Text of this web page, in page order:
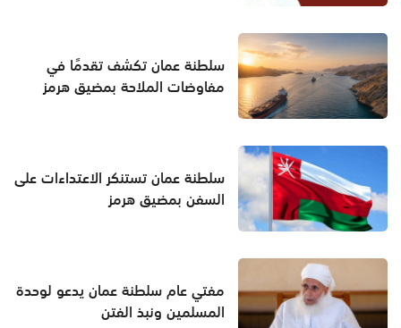
سلطنة عمان تكشف تقدمًا في
مفاوضات الملاحة بمضيق هرمز
سلطنة عمان تستنكر الاعتداءات على
السفن بمضيق هرمز
مفتي عام سلطنة عمان يدعو لوحدة
المسلمين ونبذ الفتن